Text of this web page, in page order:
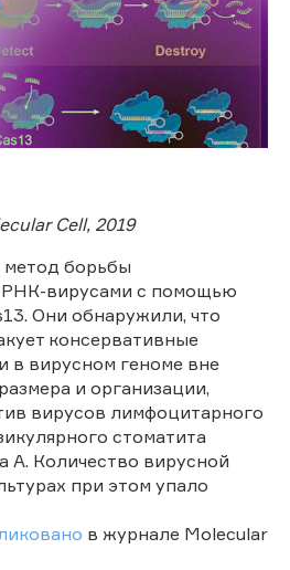
Cell, 2019
метод борьбы
вирусами с помощью
Они обнаружили, что
консервативные
в вирусном геноме вне
и организации,
вирусов лимфоцитарного
стоматита
А. Количество вирусной
при этом упало
в журнале Molecular